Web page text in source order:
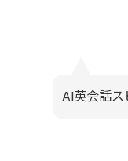
AI英会話